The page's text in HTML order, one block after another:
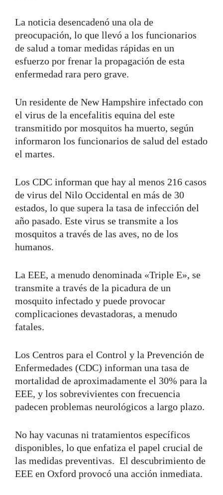
La noticia desencadenó una ola de
preocupación, lo que llevó a los funcionarios
de salud a tomar medidas rápidas en un
esfuerzo por frenar la propagación de esta
enfermedad rara pero grave.
Un residente de New Hampshire infectado con
el virus de la encefalitis equina del este
transmitido por mosquitos ha muerto, según
informaron los funcionarios de salud del estado
el martes.
Los CDC informan que hay al menos 216 casos
de virus del Nilo Occidental en más de 30
estados, lo que supera la tasa de infección del
año pasado. Este virus se transmite a los
mosquitos a través de las aves, no de los
humanos.
La EEE, a menudo denominada «Triple E», se
transmite a través de la picadura de un
mosquito infectado y puede provocar
complicaciones devastadoras, a menudo
fatales.
Los Centros para el Control y la Prevención de
Enfermedades (CDC) informan una tasa de
mortalidad de aproximadamente el 30% para la
EEE, y los sobrevivientes con frecuencia
padecen problemas neurológicos a largo plazo.
No hay vacunas ni tratamientos específicos
disponibles, lo que enfatiza el papel crucial de
las medidas preventivas. El descubrimiento de
EEE en Oxford provocó una acción inmediata.